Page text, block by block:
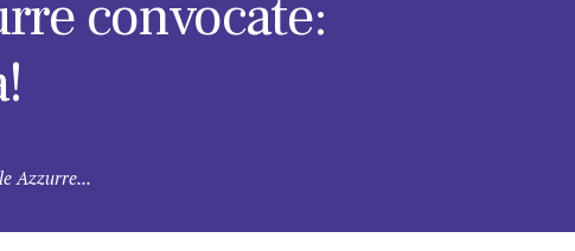
convocate:
Azzurre...